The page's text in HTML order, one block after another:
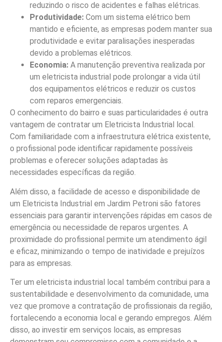
reduzindo o risco de acidentes e falhas elétricas.
Produtividade: Com um sistema elétrico bem
mantido e eficiente, as empresas podem manter sua
produtividade e evitar paralisações inesperadas
devido a problemas elétricos.
Economia: A manutenção preventiva realizada por
um eletricista industrial pode prolongar a vida útil
dos equipamentos elétricos e reduzir os custos
com reparos emergenciais.
O conhecimento do bairro e suas particularidades é outra
vantagem de contratar um Eletricista Industrial local.
Com familiaridade com a infraestrutura elétrica existente,
o profissional pode identificar rapidamente possíveis
problemas e oferecer soluções adaptadas às
necessidades específicas da região.
Além disso, a facilidade de acesso e disponibilidade de
um Eletricista Industrial em Jardim Petroni são fatores
essenciais para garantir intervenções rápidas em casos de
emergência ou necessidade de reparos urgentes. A
proximidade do profissional permite um atendimento ágil
e eficaz, minimizando o tempo de inatividade e prejuízos
para as empresas.
Ter um eletricista industrial local também contribui para a
sustentabilidade e desenvolvimento da comunidade, uma
vez que promove a contratação de profissionais da região,
fortalecendo a economia local e gerando empregos. Além
disso, ao investir em serviços locais, as empresas